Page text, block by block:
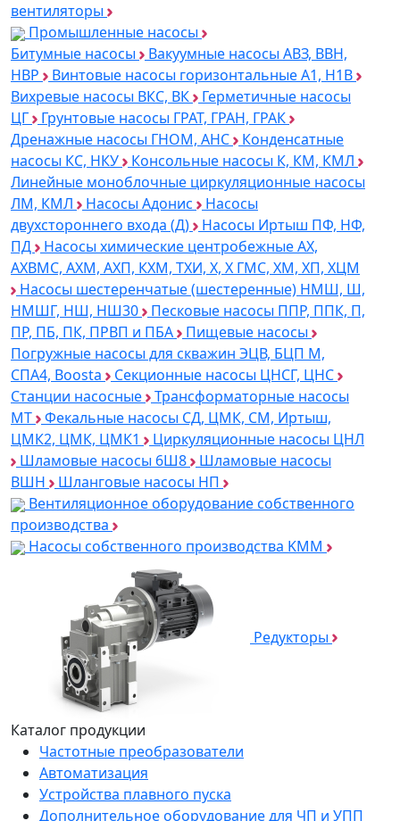
вентиляторы
Промышленные насосы
Битумные насосы
Вакуумные насосы АВЗ, ВВН,
НВР
Винтовые насосы горизонтальные А1, Н1В
Вихревые насосы ВКС, ВК
Герметичные насосы
ЦГ
Грунтовые насосы ГРАТ, ГРАН, ГРАК
Дренажные насосы ГНОМ, АНС
Конденсатные
насосы КС, НКУ
Консольные насосы К, КМ, КМЛ
Линейные моноблочные циркуляционные насосы
ЛМ, КМЛ
Насосы Адонис
Насосы
двухстороннего входа (Д)
Насосы Иртыш ПФ, НФ,
ПД
Насосы химические центробежные АХ,
АХВМС, АХМ, АХП, КХМ, ТХИ, Х, Х ГМС, ХМ, ХП, ХЦМ
Насосы шестеренчатые (шестеренные) НМШ, Ш,
НМШГ, НШ, НШ30
Песковые насосы ППР, ППК, П,
ПР, ПБ, ПК, ПРВП и ПБА
Пищевые насосы
Погружные насосы для скважин ЭЦВ, БЦП М,
СПА4, Boosta
Секционные насосы ЦНСГ, ЦНС
Станции насосные
Трансформаторные насосы
МТ
Фекальные насосы СД, ЦМК, СМ, Иртыш,
ЦМК2, ЦМК, ЦМК1
Циркуляционные насосы ЦНЛ
Шламовые насосы 6Ш8
Шламовые насосы
ВШН
Шланговые насосы НП
Вентиляционное оборудование собственного
производства
Насосы собственного производства KMM
Редукторы
Каталог продукции
Частотные преобразователи
Автоматизация
Устройства плавного пуска
Дополнительное оборудование для ЧП и УПП